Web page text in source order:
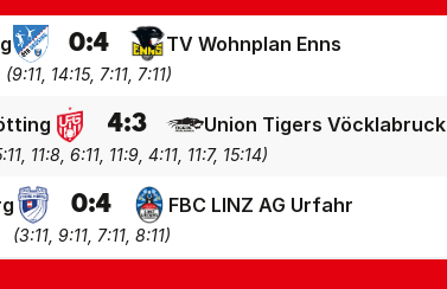
0:4 TV Wohnplan Enns
(9:11, 14:15, 7:11, 7:11)
4:3 Union Tigers Vöcklabruck
11:8, 6:11, 11:9, 4:11, 11:7, 15:14)
0:4 FBC LINZ AG Urfahr
(3:11, 9:11, 7:11, 8:11)